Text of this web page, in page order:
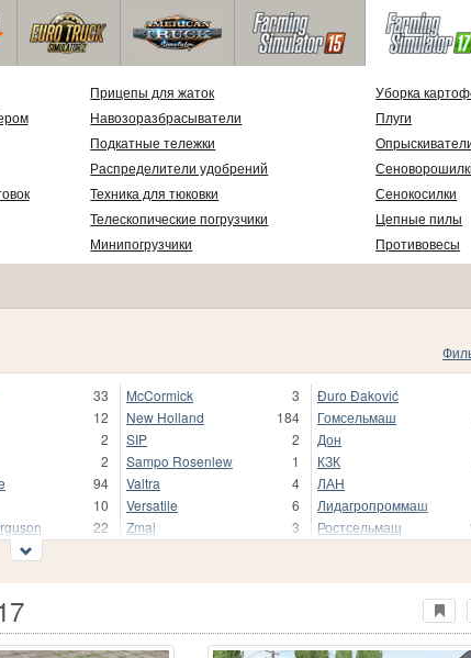
Прицепы для жаток
Навозоразбрасыватели
Подкатные тележки
Распределители удобрений
Техника для тюковки
Телескопические погрузчики
Минипогрузчики
Уборка
Плуги
Сенокосилки
Цепные пилы
Противовесы
33
12
2
2
94
10
22
McCormick
3
New Holland
184
SIP
2
Sampo Rosenlew
1
Valtra
4
Versatile
6
Zmaj
3
Đuro Đaković
Гомсельмаш
Дон
КЗК
ЛАН
Лидагропроммаш
Ростсельмаш